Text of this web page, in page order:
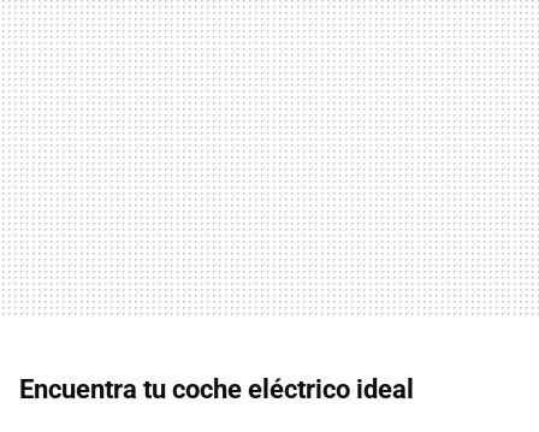
Encuentra tu coche eléctrico ideal